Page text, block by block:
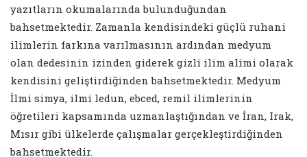
yazıtların okumalarında bulunduğundan
bahsetmektedir. Zamanla kendisindeki güçlü ruhani
ilimlerin farkına varılmasının ardından medyum
olan dedesinin izinden giderek gizli ilim alimi olarak
kendisini geliştirdiğinden bahsetmektedir. Medyum
İlmi simya, ilmi ledun, ebced, remil ilimlerinin
öğretileri kapsamında uzmanlaştığından ve İran, Irak,
Mısır gibi ülkelerde çalışmalar gerçekleştirdiğinden
bahsetmektedir.